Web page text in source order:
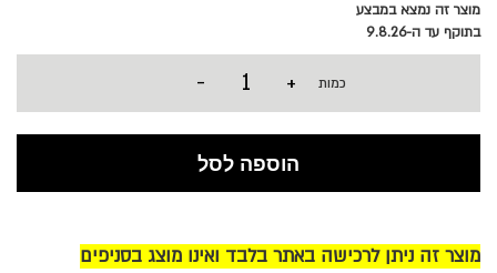
מוצר זה נמצא במבצע
בתוקף עד ה-9.8.26
כמות +
-
הוספה לסל
מוצר זה ניתן לרכישה באתר בלבד ואינו מוצג בסניפים